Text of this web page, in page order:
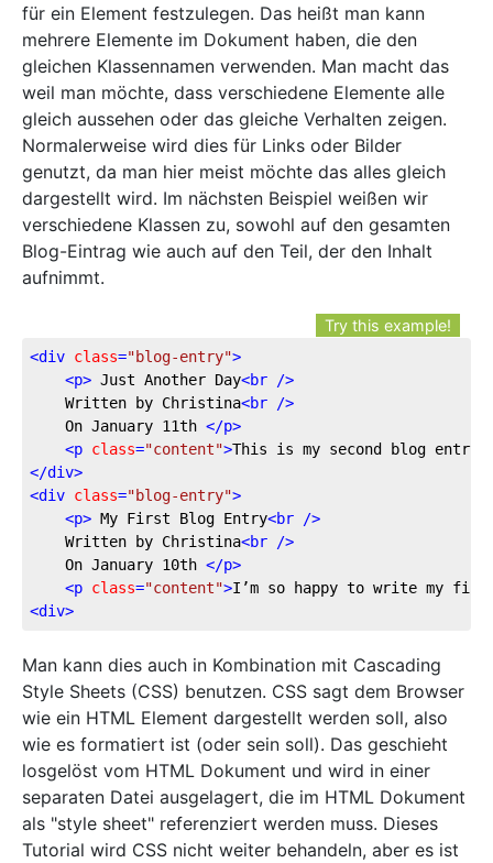
für ein Element festzulegen. Das heißt man kann
mehrere Elemente im Dokument haben, die den
gleichen Klassennamen verwenden. Man macht das
weil man möchte, dass verschiedene Elemente alle
gleich aussehen oder das gleiche Verhalten zeigen.
Normalerweise wird dies für Links oder Bilder
genutzt, da man hier meist möchte das alles gleich
dargestellt wird. Im nächsten Beispiel weißen wir
verschiedene Klassen zu, sowohl auf den gesamten
Blog-Eintrag wie auch auf den Teil, der den Inhalt
aufnimmt.
Try this example!
<div class="blog-entry">
<p> Just Another Day<br />
	Written by Christina
<br />
	On January 11th
</p>
<p class="content">This is my second blog
</div>
<div class="blog-entry">
<p> My First Blog Entry<br />
	Written by Christina
<br />
	On January 10th
</p>
<p class="content">I’m so happy to write my
<div>
Man kann dies auch in Kombination mit Cascading
Style Sheets (CSS) benutzen. CSS sagt dem Browser
wie ein HTML Element dargestellt werden soll, also
wie es formatiert ist (oder sein soll). Das geschieht
losgelöst vom HTML Dokument und wird in einer
separaten Datei ausgelagert, die im HTML Dokument
als "style sheet" referenziert werden muss. Dieses
Tutorial wird CSS nicht weiter behandeln, aber es ist